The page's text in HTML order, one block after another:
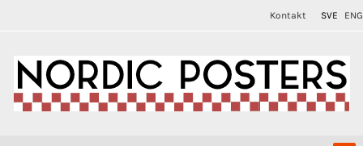
Kontakt SVE ENG